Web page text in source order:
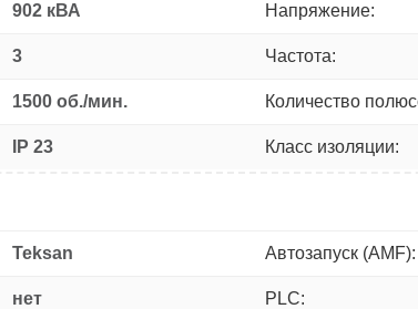
902 кВА Напряжение:
3 Частота:
1500 об./мин. Количество
IP 23 Класс изоляции:
Teksan Автозапуск (AMF):
нет PLC: